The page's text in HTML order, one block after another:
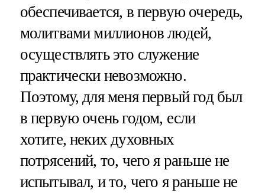
обеспечивается, в первую очередь,
молитвами миллионов людей,
осуществлять это служение
практически невозможно.
Поэтому, для меня первый год был
в первую очень годом, если
хотите, неких духовных
потрясений, то, чего я раньше не
испытывал, и то, чего я раньше не